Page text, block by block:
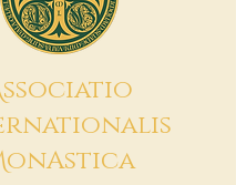
ssociatio
onAstica